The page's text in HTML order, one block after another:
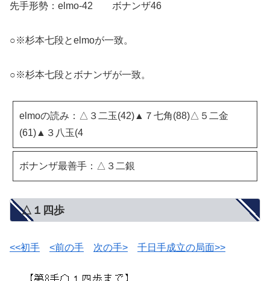
先手形勢：elmo-42 ボナンザ46
○※杉本七段とelmoが一致。
○※杉本七段とボナンザが一致。
elmoの読み：△３二玉(42)▲７七角(88)△５二金
(61)▲３八玉(4
ボナンザ最善手：△３二銀
△１四歩
<<初手 <前の手 次の手> 千日手成立の局面>>